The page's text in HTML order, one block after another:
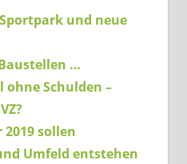
und neue
…
Schulden –
sollen
Umfeld entstehen